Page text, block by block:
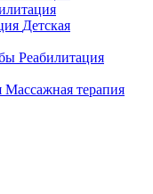
Детская
Реабилитация
Массажная терапия